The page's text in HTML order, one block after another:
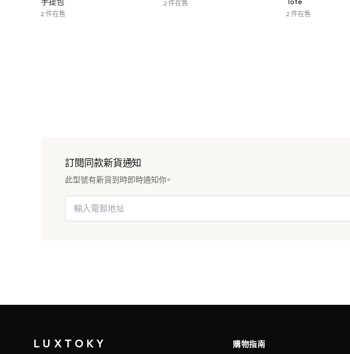
2 件在售
2 件在售
2 件在售
訂閱同款新貨通知
此型號有新貨到時即時通知你。
LUXTOKY 購物指南